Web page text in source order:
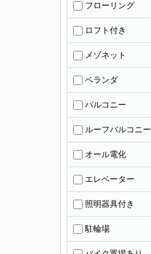
フローリング
ロフト付き
メゾネット
ベランダ
バルコニー
ルーフバルコニー
オール電化
エレベーター
照明器具付き
駐輪場